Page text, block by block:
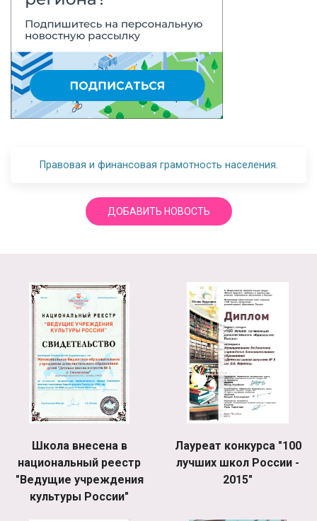
Правовая и финансовая грамотность населения.
ДОБАВИТЬ НОВОСТЬ
Школа внесена в
национальный реестр
"Ведущие учреждения
культуры России"
Лауреат конкурса "100
лучших школ России -
2015"